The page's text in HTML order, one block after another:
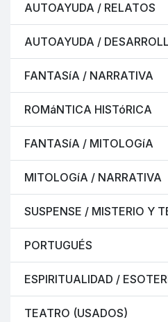
AUTOAYUDA / RELATOS
AUTOAYUDA /
FANTASíA / NARRATIVA
ROMáNTICA HISTóRICA
FANTASíA / MITOLOGíA
MITOLOGíA / NARRATIVA
SUSPENSE / MISTERIO Y
PORTUGUÉS
ESPIRITUALIDAD /
TEATRO (USADOS)